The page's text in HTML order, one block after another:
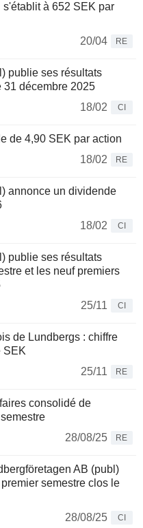
s'établit à 652 SEK par
20/04
RE
publie ses résultats
décembre 2025
18/02
CI
de 4,90 SEK par action
18/02
RE
annonce un dividende
18/02
CI
publie ses résultats
et les neuf premiers
25/11
CI
de Lundbergs : chiffre
SEK
25/11
RE
consolidé de
28/08/25
RE
AB (publ)
semestre clos le
28/08/25
CI